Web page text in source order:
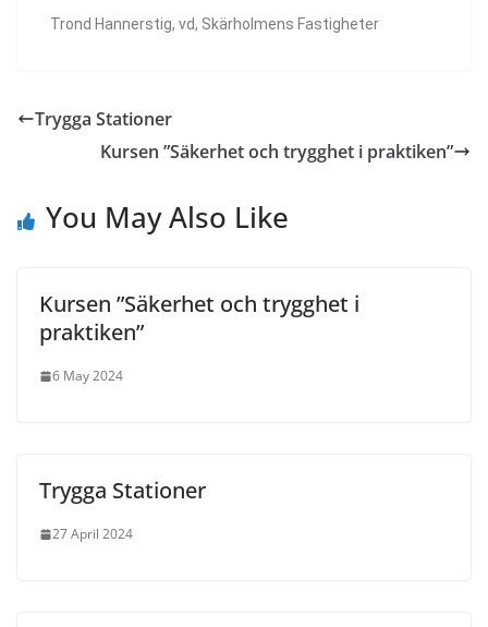
Trond Hannerstig, vd, Skärholmens Fastigheter
Trygga Stationer
Kursen ”Säkerhet och trygghet i praktiken”
You May Also Like
Kursen ”Säkerhet och trygghet i
praktiken”
6 May 2024
Trygga Stationer
27 April 2024